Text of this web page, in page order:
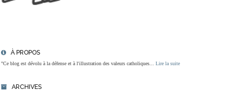
À PROPOS
"Ce blog est dévolu à la défense et à l'illustration des valeurs catholiques... Lire la suite
ARCHIVES